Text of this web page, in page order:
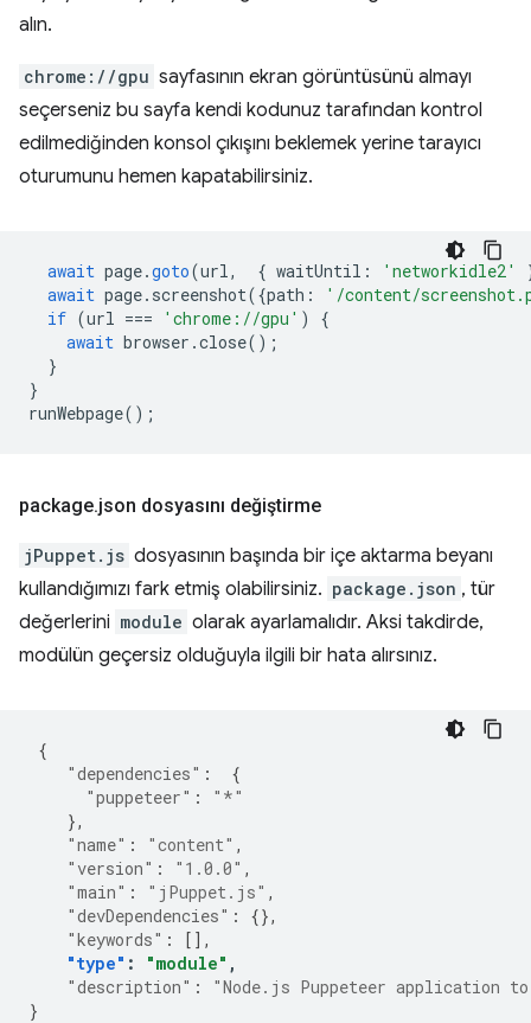
alın.
chrome://gpu sayfasının ekran görüntüsünü almayı
seçerseniz bu sayfa kendi kodunuz tarafından kontrol
edilmediğinden konsol çıkışını beklemek yerine tarayıcı
oturumunu hemen kapatabilirsiniz.
await page.goto(url , { waitUntil : 'networkidle2'
await page. screenshot({path :
'/content/
if (url === 'chrome://gpu' )
{
await browser .close();
}
}
runWebpage();
package.json dosyasını değiştirme
jPuppet.js dosyasının başında bir içe aktarma beyanı
kullandığımızı fark etmiş olabilirsiniz. package.json , tür
değerlerini module olarak ayarlamalıdır. Aksi takdirde,
modülün geçersiz olduğuyla ilgili bir hata alırsınız.
{
"dependencies" :
{
"puppeteer" :
"*"
},
"name" : "content" ,
"version" : "1.0.0" ,
"main" : "jPuppet.js" ,
"devDependencies" :
{},
"keywords" :
[],
"type" : "module" ,
"description" :
"Node.js Puppeteer application
}